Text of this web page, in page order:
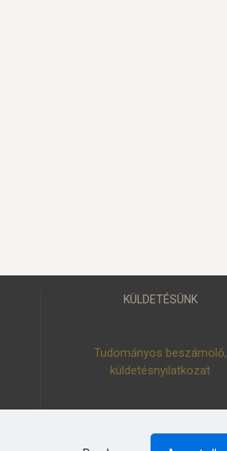
KÜLDETÉSÜNK
Tudományos beszámoló,
küldetésnyilatkozat